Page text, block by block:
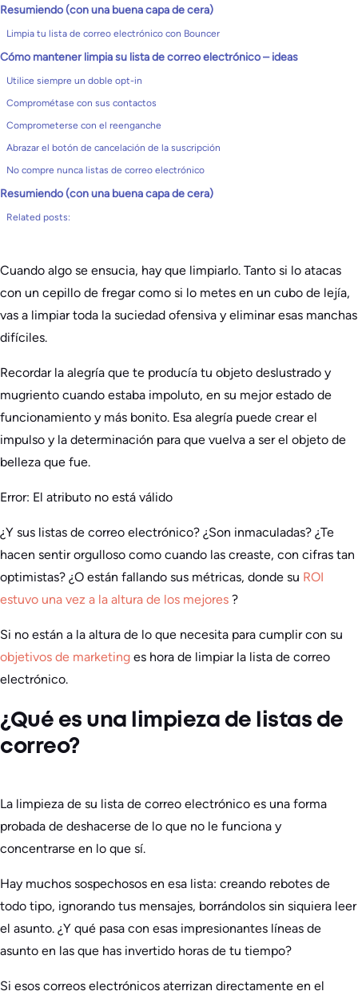
Resumiendo (con una buena capa de cera)
Limpia tu lista de correo electrónico con Bouncer
Cómo mantener limpia su lista de correo electrónico – ideas
Utilice siempre un doble opt-in
Comprométase con sus contactos
Comprometerse con el reenganche
Abrazar el botón de cancelación de la suscripción
No compre nunca listas de correo electrónico
Resumiendo (con una buena capa de cera)
Related posts:
Cuando algo se ensucia, hay que limpiarlo. Tanto si lo atacas
con un cepillo de fregar como si lo metes en un cubo de lejía,
vas a limpiar toda la suciedad ofensiva y eliminar esas manchas
difíciles.
Recordar la alegría que te producía tu objeto deslustrado y
mugriento cuando estaba impoluto, en su mejor estado de
funcionamiento y más bonito. Esa alegría puede crear el
impulso y la determinación para que vuelva a ser el objeto de
belleza que fue.
Error: El atributo no está válido
¿Y sus listas de correo electrónico? ¿Son inmaculadas? ¿Te
hacen sentir orgulloso como cuando las creaste, con cifras tan
optimistas? ¿O están fallando sus métricas, donde su ROI
estuvo una vez a la altura de los mejores ?
Si no están a la altura de lo que necesita para cumplir con su
objetivos de marketing es hora de limpiar la lista de correo
electrónico.
¿Qué es una limpieza de listas de
correo?
La limpieza de su lista de correo electrónico es una forma
probada de deshacerse de lo que no le funciona y
concentrarse en lo que sí.
Hay muchos sospechosos en esa lista: creando rebotes de
todo tipo, ignorando tus mensajes, borrándolos sin siquiera leer
el asunto. ¿Y qué pasa con esas impresionantes líneas de
asunto en las que has invertido horas de tu tiempo?
Si esos correos electrónicos aterrizan directamente en el